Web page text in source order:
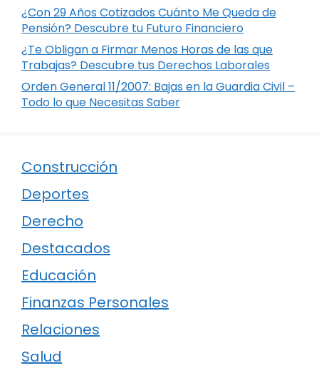
¿Con 29 Años Cotizados Cuánto Me Queda de
Pensión? Descubre tu Futuro Financiero
¿Te Obligan a Firmar Menos Horas de las que
Trabajas? Descubre tus Derechos Laborales
Orden General 11/2007: Bajas en la Guardia Civil –
Todo lo que Necesitas Saber
Construcción
Deportes
Derecho
Destacados
Educación
Finanzas Personales
Relaciones
Salud